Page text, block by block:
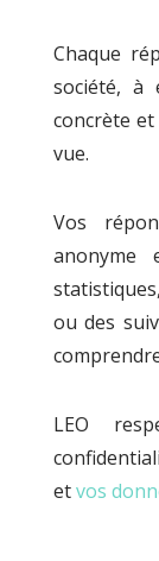
Chaque
société, à
concrète
vue.
Vos
anonyme
ou des
LEO
etvos